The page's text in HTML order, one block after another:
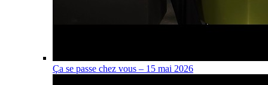
Ça se passe chez vous – 15 mai 2026